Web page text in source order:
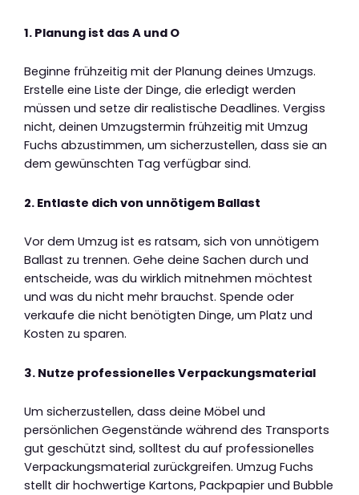
1. Planung ist das A und O
Beginne frühzeitig mit der Planung deines Umzugs.
Erstelle eine Liste der Dinge, die erledigt werden
müssen und setze dir realistische Deadlines. Vergiss
nicht, deinen Umzugstermin frühzeitig mit Umzug
Fuchs abzustimmen, um sicherzustellen, dass sie an
dem gewünschten Tag verfügbar sind.
2. Entlaste dich von unnötigem Ballast
Vor dem Umzug ist es ratsam, sich von unnötigem
Ballast zu trennen. Gehe deine Sachen durch und
entscheide, was du wirklich mitnehmen möchtest
und was du nicht mehr brauchst. Spende oder
verkaufe die nicht benötigten Dinge, um Platz und
Kosten zu sparen.
3. Nutze professionelles Verpackungsmaterial
Um sicherzustellen, dass deine Möbel und
persönlichen Gegenstände während des Transports
gut geschützt sind, solltest du auf professionelles
Verpackungsmaterial zurückgreifen. Umzug Fuchs
stellt dir hochwertige Kartons, Packpapier und Bubble